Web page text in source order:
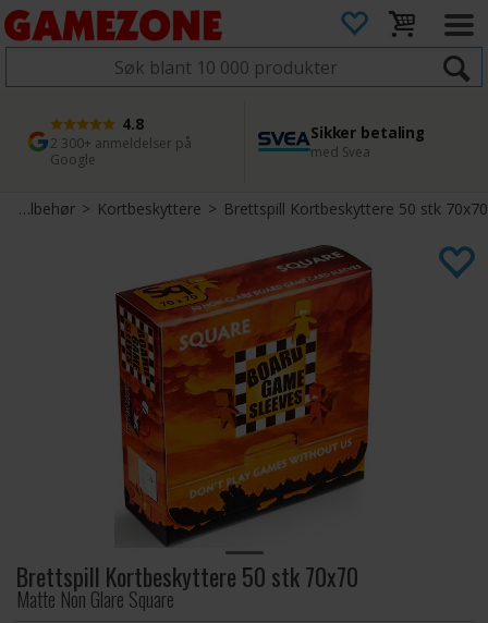
4.8
2 300+ anmeldelser på
Google
Sikker betaling
med Svea
1 dags levering
Bestill innen kl. 12
45 dager returfrist
Enkel retur
Tilbehør> Kortbeskyttere> Brettspill Kortbeskyttere 50 stk 70x70
Brettspill Kortbeskyttere 50 stk 70x70
Matte Non Glare Square